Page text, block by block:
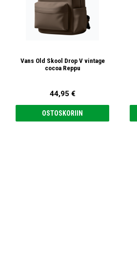
Vans Old Skool Drop V vintage
cocoa Reppu
44,95 €
OSTOSKORIIN